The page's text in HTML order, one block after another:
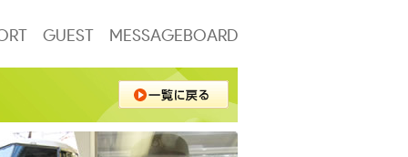
GUEST MESSAGEBOARD